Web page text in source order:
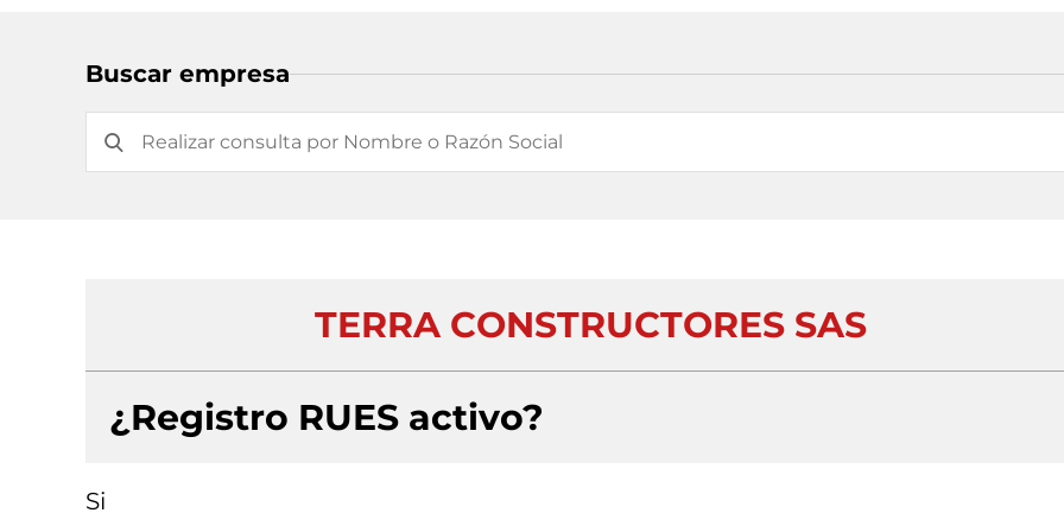
Buscar empresa
TERRA CONSTRUCTORES SAS
¿Registro RUES activo?
Si